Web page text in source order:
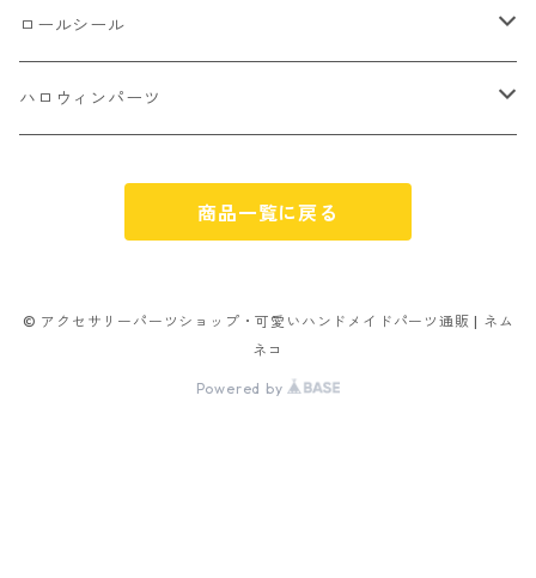
パン
ゼリー
ミニパーツ ネイル
雑貨系
ソロバン型
アルファベット
スノーフレーク
フレーム
不透明タイプ
ミックスタイプ
4㎜
10㎜
ボールチップ
ピアスパーツ
つぶし玉
プラチャーム
デコパーツ 貼り付けパーツ
ステッカー シール
アクリルビーズ
ロールシール
サンキュー
アニマル
ハロウィンパーツ
その他
商品一覧に戻る
© アクセサリーパーツショップ・可愛いハンドメイドパーツ通販 | ネム
ネコ
Powered by